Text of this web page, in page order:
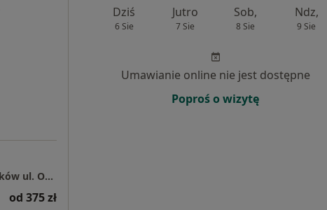
Centrum Medyczne Grupa LUX MED - Kraków ul. Opolska 110
od 375 zł
Dziś
6 Sie
Jutro
7 Sie
Sob,
8 Sie
Ndz,
9 Sie
Umawianie online nie jest dostępne
Poproś o wizytę